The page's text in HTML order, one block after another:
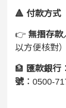
🔺 付款方式
👉 無摺存款
以方便核對）
🏦 匯款銀行
號：0500-
(700)